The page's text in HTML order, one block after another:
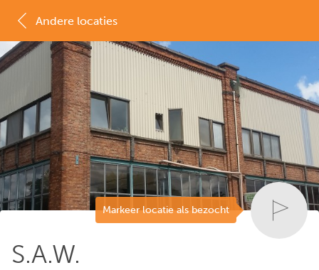
Markeer locatie als bezocht
S.A.W.
Andere locaties
MAP LIJST